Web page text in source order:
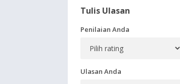
Tulis Ulasan
Penilaian Anda
Ulasan Anda